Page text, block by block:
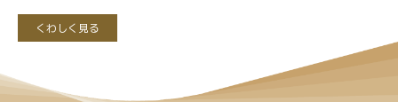
くわしく見る